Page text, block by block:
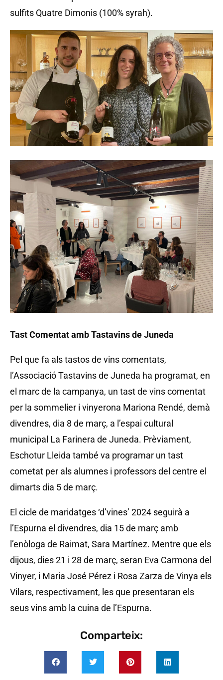
sulfits Quatre Dimonis (100% syrah).
Tast Comentat amb Tastavins de Juneda
Pel que fa als tastos de vins comentats,
l’Associació Tastavins de Juneda ha programat, en
el marc de la campanya, un tast de vins comentat
per la sommelier i vinyerona Mariona Rendé, demà
divendres, dia 8 de març, a l’espai cultural
municipal La Farinera de Juneda. Prèviament,
Eschotur Lleida també va programar un tast
cometat per als alumnes i professors del centre el
dimarts dia 5 de març.
El cicle de maridatges ‘d’vines’ 2024 seguirà a
l’Espurna el divendres, dia 15 de març amb
l’enòloga de Raimat, Sara Martínez. Mentre que els
dijous, dies 21 i 28 de març, seran Eva Carmona del
Vinyer, i Maria José Pérez i Rosa Zarza de Vinya els
Vilars, respectivament, les que presentaran els
seus vins amb la cuina de l’Espurna.
Comparteix: